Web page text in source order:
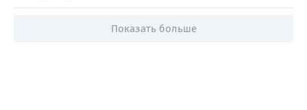
Показать больше